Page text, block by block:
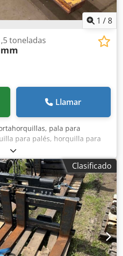
1 /8
toneladas
Llamar
pala para
para palés, horquilla para
de ruedas, carretilla
apilador, tractor -
Crsdov Hxubopfx Ad Ief
kg -Ancho de viga: 2500 mm -
amplia selección. -
H400 mm -Peso: 370 kg
Clasificado